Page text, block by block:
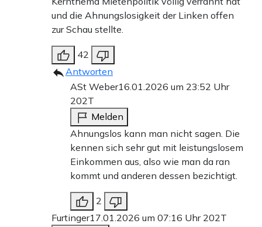
und die Ahnungslosigkeit der Linken offen
zur Schau stellte.
42
Antworten
ASt Weber16.01.2026 um 23:52 Uhr
202T
Melden
Ahnungslos kann man nicht sagen. Die
kennen sich sehr gut mit leistungslosem
Einkommen aus, also wie man da ran
kommt und anderen dessen bezichtigt.
2
Furtinger17.01.2026 um 07:16 Uhr 202T